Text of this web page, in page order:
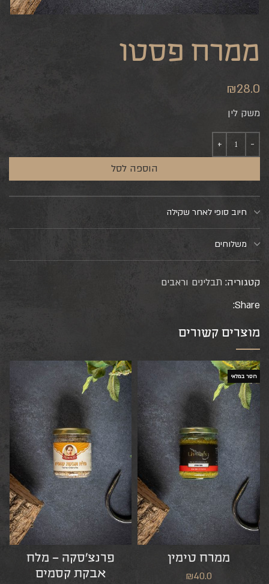
ממרח פסטו
₪28.0
משק לין
הוספה לסל
חיוב סופי לאחר שקילה
משלוחים
קטגוריה: תבלינים וראבים
Share:
מוצרים קשורים
חסר במלאי
ממרח טימין
₪40.0
פרנצ’סקה – מלח
אבקת קסמים